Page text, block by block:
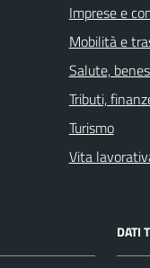
Imprese e
Mobilità e
Salute,
Tributi,
Turismo
Vita
DATI